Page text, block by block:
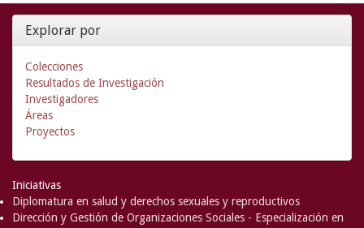
Explorar por
Colecciones
Resultados de Investigación
Investigadores
Áreas
Proyectos
Iniciativas
Diplomatura en salud y derechos sexuales y reproductivos
Dirección y Gestión de Organizaciones Sociales - Especialización en